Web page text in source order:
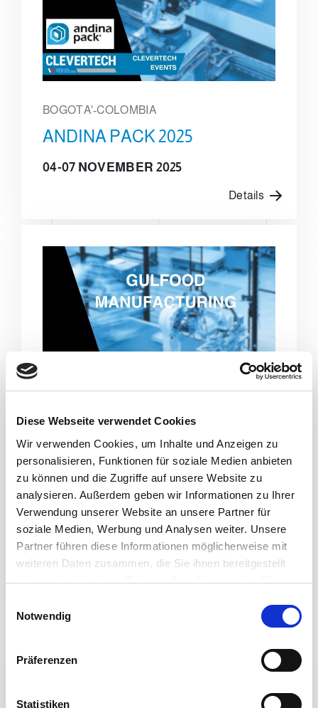
Diese Webseite verwendet Cookies
Wir verwenden Cookies, um Inhalte und Anzeigen zu
personalisieren, Funktionen für soziale Medien anbieten
zu können und die Zugriffe auf unsere Website zu
analysieren. Außerdem geben wir Informationen zu Ihrer
Verwendung unserer Website an unsere Partner für
soziale Medien, Werbung und Analysen weiter. Unsere
Partner führen diese Informationen möglicherweise mit
weiteren Daten zusammen, die Sie ihnen bereitgestellt
haben oder die sie im Rahmen Ihrer Nutzung der Dienste
Notwendig
Präferenzen
Statistiken
BOGOTA'-COLOMBIA
ANDINA PACK 2025
04-07 NOVEMBER 2025
Details
DUBAI-EMIRATI ARABI
GULFOOD MANUFACTURING
04-06 NOVEMBRE 2025